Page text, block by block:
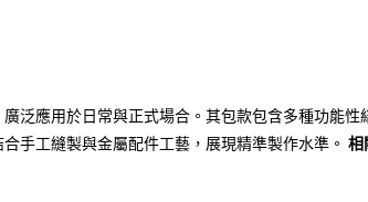
泛應用於日常與正式場合。其包款包含多種功能
手工縫製與金屬配件工藝，展現精準製作水準。 相